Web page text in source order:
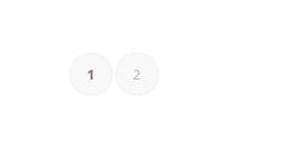
1 2